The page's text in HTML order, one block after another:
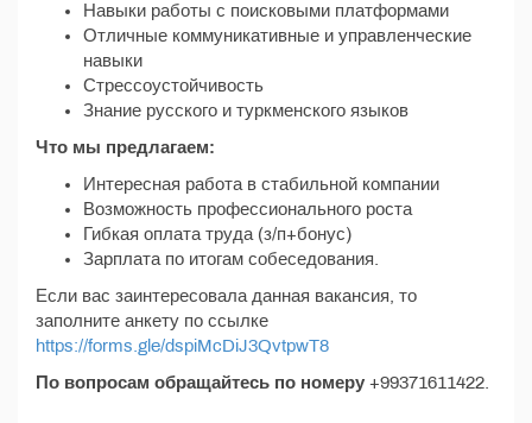
Навыки работы с поисковыми платформами
Отличные коммуникативные и управленческие
навыки
Стрессоустойчивость
Знание русского и туркменского языков
Что мы предлагаем:
Интересная работа в стабильной компании
Возможность профессионального роста
Гибкая оплата труда (з/п+бонус)
Зарплата по итогам собеседования.
Если вас заинтересовала данная вакансия, то
заполните анкету по ссылке
https://forms.gle/dspiMcDiJ3QvtpwT8
По вопросам обращайтесь по номеру +99371611422.